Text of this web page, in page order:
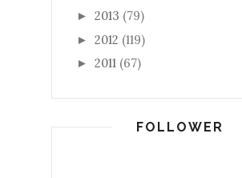
► 2013 (79)
► 2012 (119)
► 2011 (67)
FOLLOWER